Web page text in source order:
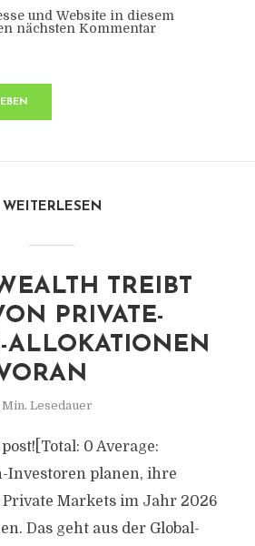
und Website in diesem
nächsten Kommentar
WEITERLESEN
TREIBT
PRIVATE-
ALLOKATIONEN
Min. Lesedauer
0 Average:
Investoren planen, ihre
Markets im Jahr 2026
Das geht aus der Global-